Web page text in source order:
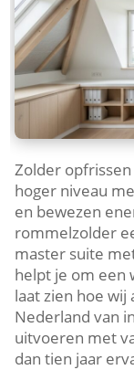
Zolder
hoger niveau
en bewezen
rommelzolder
master suite
helpt je om een
laat zien hoe wij
Nederland van
uitvoeren met
dan tien jaar